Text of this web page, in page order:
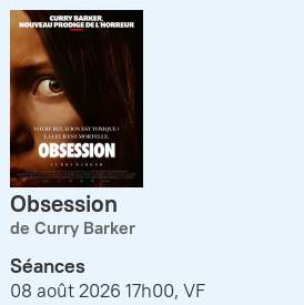
Obsession
de Curry Barker
Séances
08 août 2026 17h00, VF